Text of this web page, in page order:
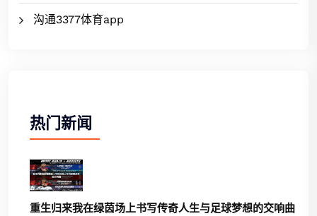
沟通3377体育app
热门新闻
重生归来我在绿茵场上书写传奇人生与足球梦想的交响曲